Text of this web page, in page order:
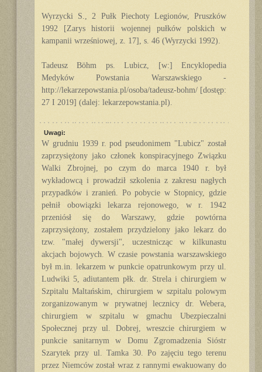
Wyrzycki S., 2 Pułk Piechoty Legionów, Pruszków
1992 [Zarys historii wojennej pułków polskich w
kampanii wrześniowej, z. 17], s. 46 (Wyrzycki 1992).
Tadeusz Böhm ps. Lubicz, [w:] Encyklopedia
Medyków Powstania Warszawskiego -
http://lekarzepowstania.pl/osoba/tadeusz-bohm/ [dostęp:
27 I 2019] (dalej: lekarzepowstania.pl).
Uwagi:
W grudniu 1939 r. pod pseudonimem "Lubicz" został
zaprzysiężony jako członek konspiracyjnego Związku
Walki Zbrojnej, po czym do marca 1940 r. był
wykładowcą i prowadził szkolenia z zakresu nagłych
przypadków i zranień. Po pobycie w Stopnicy, gdzie
pełnił obowiązki lekarza rejonowego, w r. 1942
przeniósł się do Warszawy, gdzie powtórna
zaprzysiężony, zostałem przydzielony jako lekarz do
tzw. "małej dywersji", uczestnicząc w kilkunastu
akcjach bojowych. W czasie powstania warszawskiego
był m.in. lekarzem w punkcie opatrunkowym przy ul.
Ludwiki 5, adiutantem płk. dr. Strela i chirurgiem w
Szpitalu Maltańskim, chirurgiem w szpitalu polowym
zorganizowanym w prywatnej lecznicy dr. Webera,
chirurgiem w szpitalu w gmachu Ubezpieczalni
Społecznej przy ul. Dobrej, wreszcie chirurgiem w
punkcie sanitarnym w Domu Zgromadzenia Sióstr
Szarytek przy ul. Tamka 30. Po zajęciu tego terenu
przez Niemców został wraz z rannymi ewakuowany do